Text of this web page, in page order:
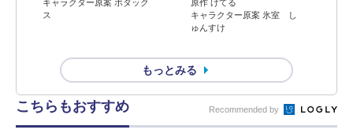
キャラクター原案 ボダック
ス
原作 けてる
キャラクター原案 氷室 し
ゅんすけ
もっとみる
こちらもおすすめ Recommended by